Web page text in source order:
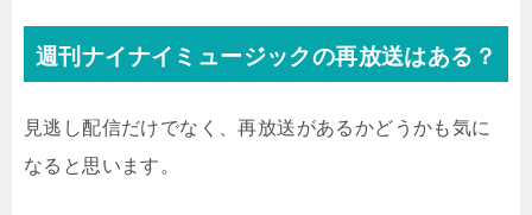
週刊ナイナイミュージックの再放送はある？
見逃し配信だけでなく、再放送があるかどうかも気に
なると思います。